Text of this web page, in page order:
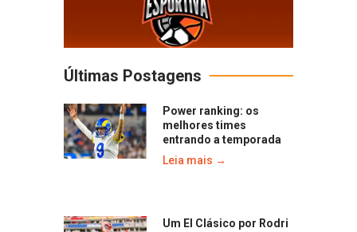
Últimas Postagens
Power ranking: os
melhores times
entrando a temporada
Leia mais →
Um El Clásico por Rodri